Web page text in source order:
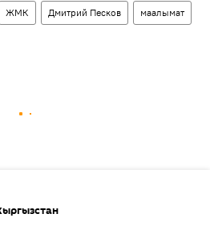
ЖМК Дмитрий Песков маалымат